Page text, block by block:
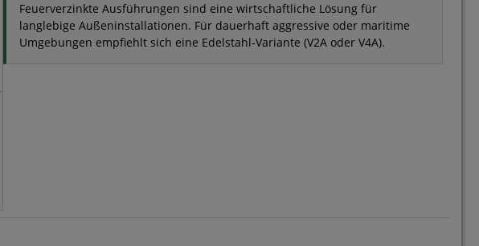
Feuerverzinkte Ausführungen sind eine wirtschaftliche Lösung für
langlebige Außeninstallationen. Für dauerhaft aggressive oder maritime
Umgebungen empfiehlt sich eine Edelstahl-Variante (V2A oder V4A).